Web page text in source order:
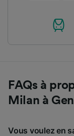
FAQs à
Milan à
Vous voulez en